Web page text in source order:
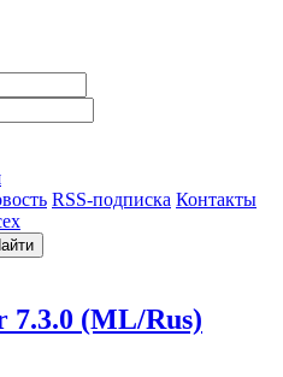
RSS-подписка Контакты
(ML/Rus)